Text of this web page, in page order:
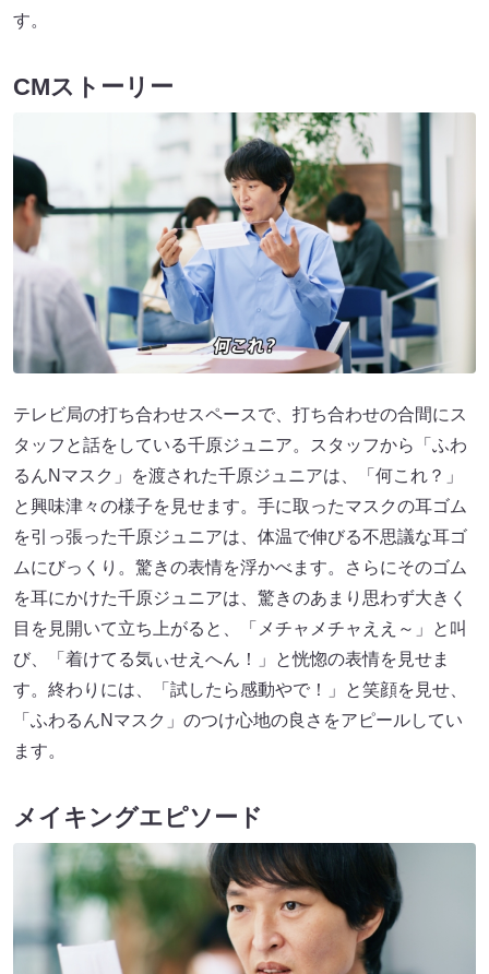
す。
CMストーリー
テレビ局の打ち合わせスペースで、打ち合わせの合間にス
タッフと話をしている千原ジュニア。スタッフから「ふわ
るんNマスク」を渡された千原ジュニアは、「何これ？」
と興味津々の様子を見せます。手に取ったマスクの耳ゴム
を引っ張った千原ジュニアは、体温で伸びる不思議な耳ゴ
ムにびっくり。驚きの表情を浮かべます。さらにそのゴム
を耳にかけた千原ジュニアは、驚きのあまり思わず大きく
目を見開いて立ち上がると、「メチャメチャええ～」と叫
び、「着けてる気ぃせえへん！」と恍惚の表情を見せま
す。終わりには、「試したら感動やで！」と笑顔を見せ、
「ふわるんNマスク」のつけ心地の良さをアピールしてい
ます。
メイキングエピソード